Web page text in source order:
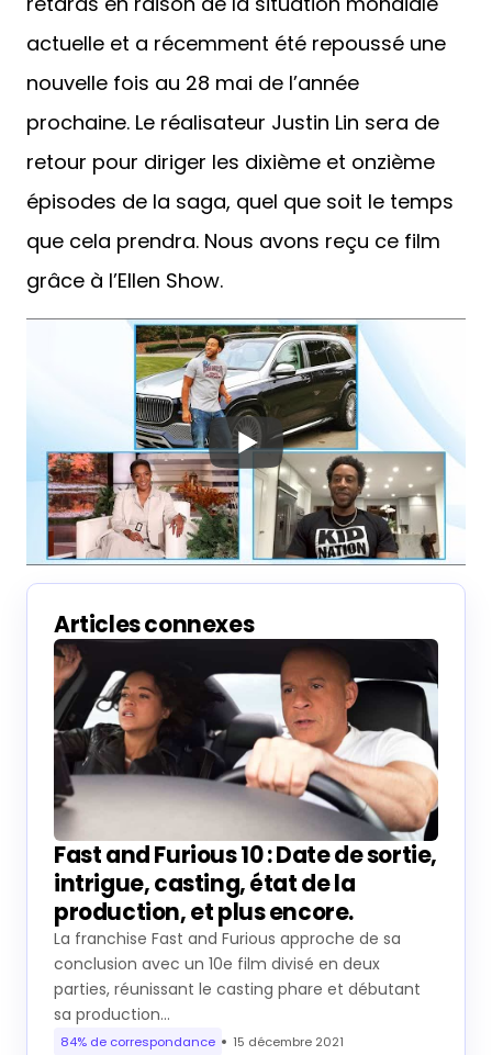
actuelle et a récemment été repoussé une
nouvelle fois au 28 mai de l’année
prochaine. Le réalisateur Justin Lin sera de
retour pour diriger les dixième et onzième
épisodes de la saga, quel que soit le temps
que cela prendra. Nous avons reçu ce film
grâce à l’Ellen Show.
Articles connexes
Fast and Furious 10 : Date de sortie,
intrigue, casting, état de la
production, et plus encore.
La franchise Fast and Furious approche de sa
conclusion avec un 10e film divisé en deux
parties, réunissant le casting phare et débutant
sa production…
84% de correspondance 15 décembre 2021